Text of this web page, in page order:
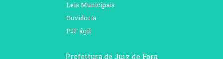
Leis Municipais
Ouvidoria
PJF ágil
Prefeitura de Juiz de Fora